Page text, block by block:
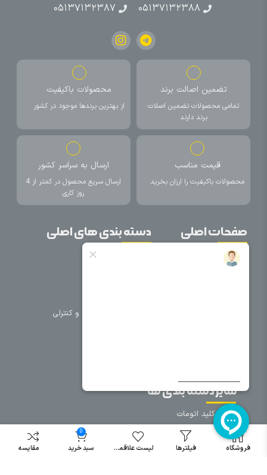
۰۵۱۳۷۱۳۲۳۸۸
۰۵۱۳۷۱۳۲۳۸۷
تضمین اصالت برند
تمامی محصولات تضمین اصلات
برند دارند
محصولات باکیفیت
از بهترین برندها موجود در کشور
قیمت مناسب
محصولات باکیفیت را ارزان بخرید
ارسال به سراسر کشور
ارسال سریع محصول در کمتر از 4
روز کاری
صفحات اصلی
خانه
دسته بندی های اصلی
تجهیزات حفاظتی و کنترلی
سایر دسته بندی ها
خرید کلید اتومات
خرید کنتاکتور
خرید فیوز
فروشگاه فیلترها لیست علاقمندی
0
سبد خرید مقایسه